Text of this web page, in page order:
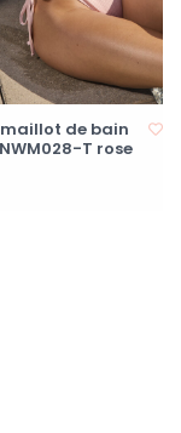
de bain
T rose